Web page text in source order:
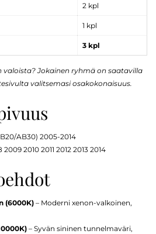
2 kpl
1 kpl
3 kpl
Jokainen ryhmä on saatavilla
valitsemasi osakokonaisuus.
AB30) 2005-2014
2010 2011 2012 2013 2014
(6000K) – Moderni xenon-valkoinen,
– Syvän sininen tunnelmaväri,